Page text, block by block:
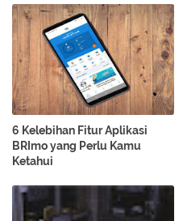
6 Kelebihan Fitur Aplikasi
BRImo yang Perlu Kamu
Ketahui